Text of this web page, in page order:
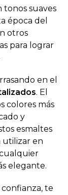
tonos suaves
época del
otros
para lograr
en el
. El
colores más
y
esmaltes
utilizar en
elegante.
te